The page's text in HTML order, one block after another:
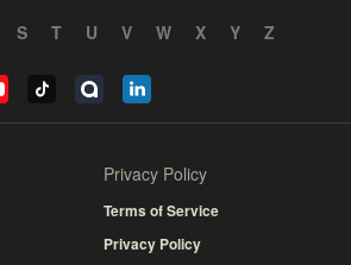
S T U V W X Y Z
Privacy Policy
Terms of Service
Privacy Policy